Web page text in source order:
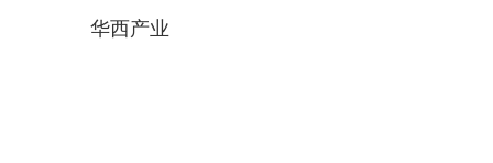
华西产业